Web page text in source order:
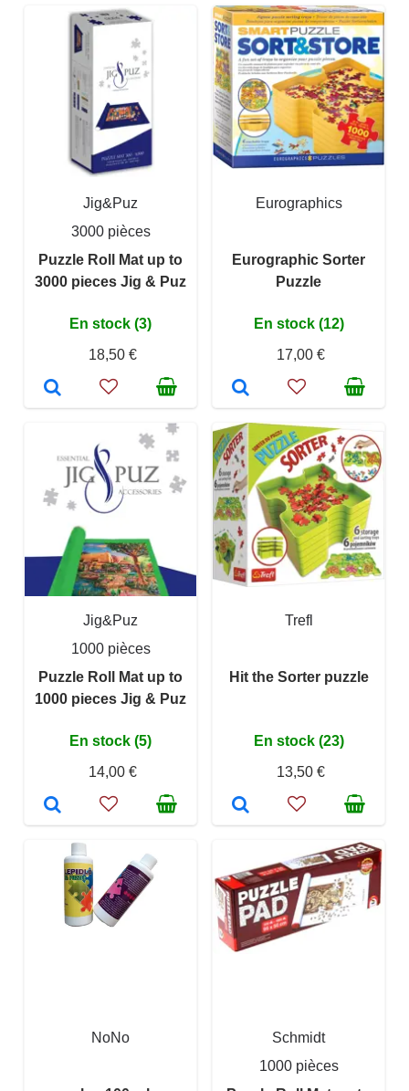
Jig&Puz
3000 pièces
Puzzle Roll Mat up to
3000 pieces Jig & Puz
En stock (3)
18,50 €
Eurographics
Eurographic Sorter
Puzzle
En stock (12)
17,00 €
Jig&Puz
1000 pièces
Puzzle Roll Mat up to
1000 pieces Jig & Puz
En stock (5)
14,00 €
Trefl
Hit the Sorter puzzle
En stock (23)
13,50 €
NoNo
Schmidt
1000 pièces